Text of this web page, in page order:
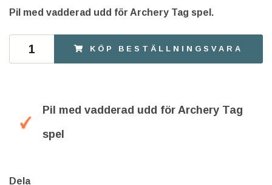
Pil med vadderad udd för Archery Tag spel.
KÖP BESTÄLLNINGSVARA
Pil med vadderad udd för Archery Tag
spel
Dela